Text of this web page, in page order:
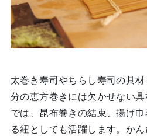
太巻き寿司やちらし寿司の具
分の恵方巻きには欠かせない
では、昆布巻きの結束、揚げ
る紐としても活躍します。か